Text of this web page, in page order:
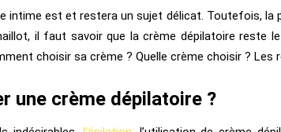
intime est et restera un sujet délicat. Toutefois, la
il faut savoir que la crème dépilatoire reste
choisir sa crème ? Quelle crème choisir ? Les
une crème dépilatoire ?